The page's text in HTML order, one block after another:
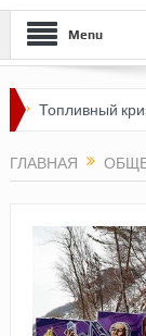
Menu
кризис в
ГЛАВНАЯ